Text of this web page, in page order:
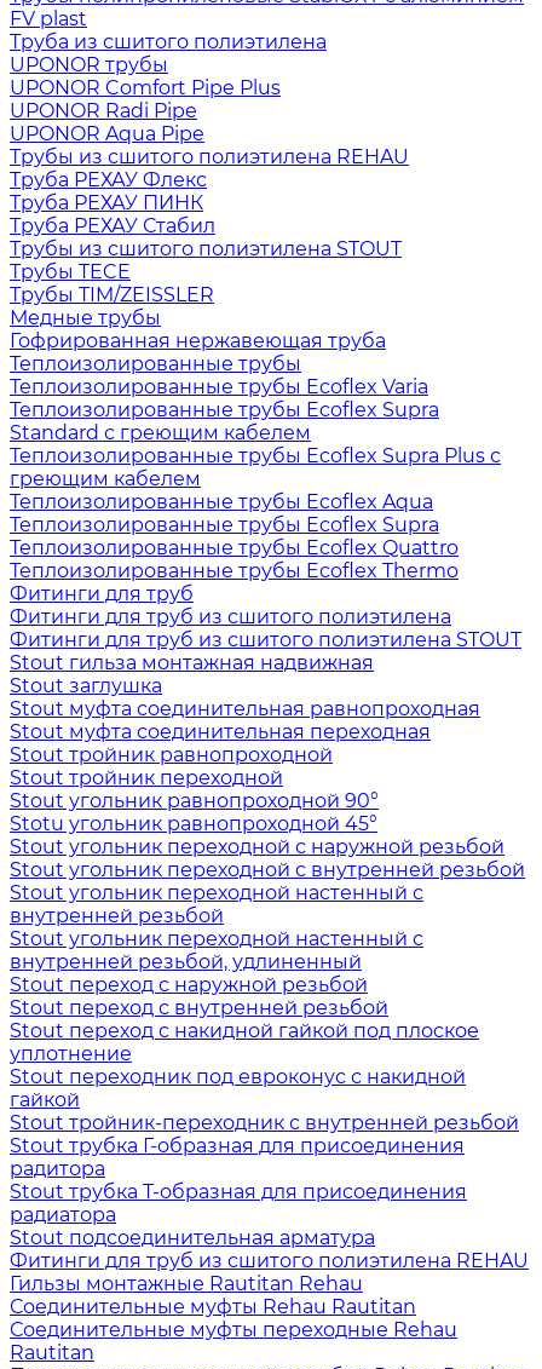
FV plast
Труба из сшитого полиэтилена
UPONOR трубы
UPONOR Comfort Pipe Plus
UPONOR Radi Pipe
UPONOR Aqua Pipe
Трубы из сшитого полиэтилена REHAU
Труба РЕХАУ Флекс
Труба РЕХАУ ПИНК
Труба РЕХАУ Стабил
Трубы из сшитого полиэтилена STOUT
Трубы TECE
Трубы TIM/ZEISSLER
Медные трубы
Гофрированная нержавеющая труба
Теплоизолированные трубы
Теплоизолированные трубы Ecoflex Varia
Теплоизолированные трубы Ecoflex Supra
Standard с греющим кабелем
Теплоизолированные трубы Ecoflex Supra Plus с
греющим кабелем
Теплоизолированные трубы Ecoflex Aqua
Теплоизолированные трубы Ecoflex Supra
Теплоизолированные трубы Ecoflex Quattro
Теплоизолированные трубы Ecoflex Thermo
Фитинги для труб
Фитинги для труб из сшитого полиэтилена
Фитинги для труб из сшитого полиэтилена STOUT
Stout гильза монтажная надвижная
Stout заглушка
Stout муфта соединительная равнопроходная
Stout муфта соединительная переходная
Stout тройник равнопроходной
Stout тройник переходной
Stout угольник равнопроходной 90°
Stotu угольник равнопроходной 45°
Stout угольник переходной с наружной резьбой
Stout угольник переходной с внутренней резьбой
Stout угольник переходной настенный с
внутренней резьбой
Stout угольник переходной настенный с
внутренней резьбой, удлиненный
Stout переход с наружной резьбой
Stout переход с внутренней резьбой
Stout переход с накидной гайкой под плоское
уплотнение
Stout переходник под евроконус с накидной
гайкой
Stout тройник-переходник с внутренней резьбой
Stout трубка Г-образная для присоединения
радитора
Stout трубка T-образная для присоединения
радиатора
Stout подсоединительная арматура
Фитинги для труб из сшитого полиэтилена REHAU
Гильзы монтажные Rautitan Rehau
Соединительные муфты Rehau Rautitan
Соединительные муфты переходные Rehau
Rautitan